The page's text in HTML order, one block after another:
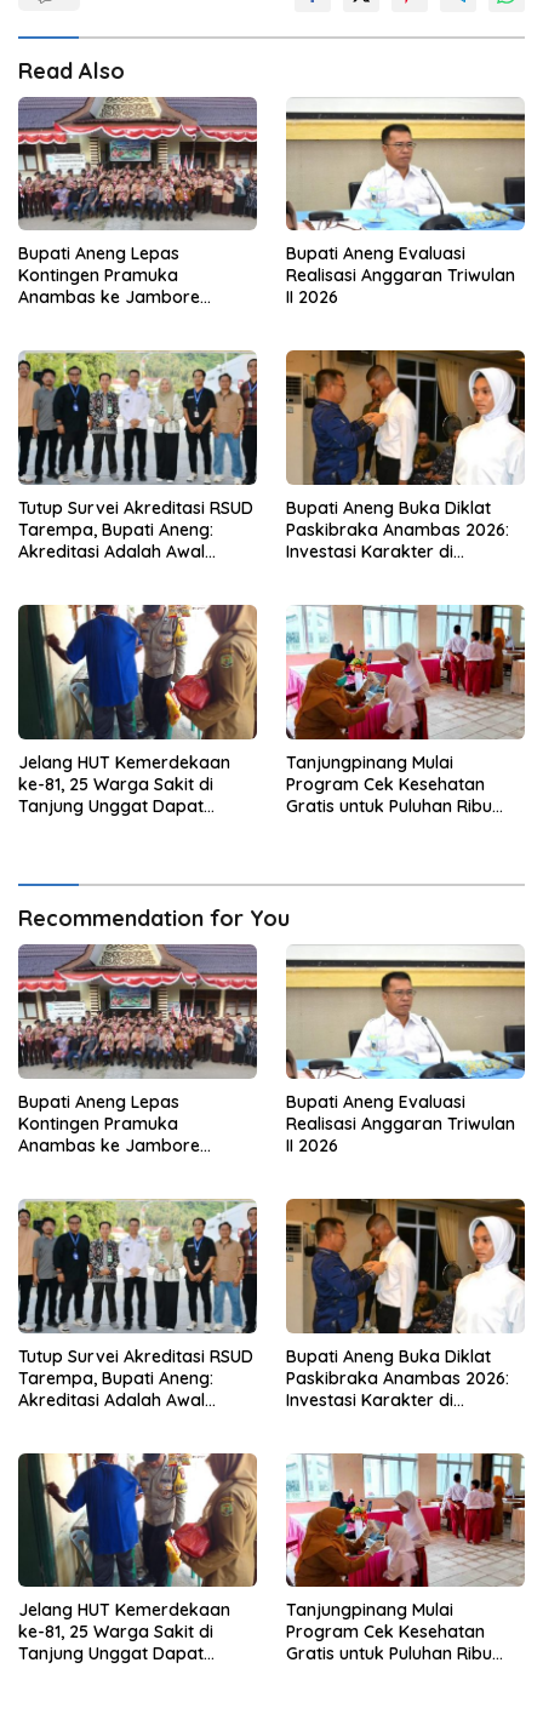
Read Also
Bupati Aneng Lepas
Kontingen Pramuka
Anambas ke Jambore
Bupati Aneng Evaluasi
Realisasi Anggaran Triwulan
II 2026
Tutup Survei Akreditasi RSUD
Tarempa, Bupati Aneng:
Akreditasi Adalah Awal
Bupati Aneng Buka Diklat
Paskibraka Anambas 2026:
Investasi Karakter di
Jelang HUT Kemerdekaan
ke-81, 25 Warga Sakit di
Tanjung Unggat Dapat
Tanjungpinang Mulai
Program Cek Kesehatan
Gratis untuk Puluhan Ribu
Recommendation for You
Bupati Aneng Lepas
Kontingen Pramuka
Anambas ke Jambore
Bupati Aneng Evaluasi
Realisasi Anggaran Triwulan
II 2026
Tutup Survei Akreditasi RSUD
Tarempa, Bupati Aneng:
Akreditasi Adalah Awal
Bupati Aneng Buka Diklat
Paskibraka Anambas 2026:
Investasi Karakter di
Jelang HUT Kemerdekaan
ke-81, 25 Warga Sakit di
Tanjung Unggat Dapat
Tanjungpinang Mulai
Program Cek Kesehatan
Gratis untuk Puluhan Ribu